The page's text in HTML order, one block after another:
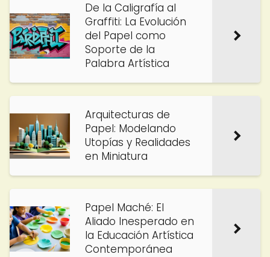
De la Caligrafía al
Graffiti: La Evolución
del Papel como
Soporte de la
Palabra Artística
Arquitecturas de
Papel: Modelando
Utopías y Realidades
en Miniatura
Papel Maché: El
Aliado Inesperado en
la Educación Artística
Contemporánea